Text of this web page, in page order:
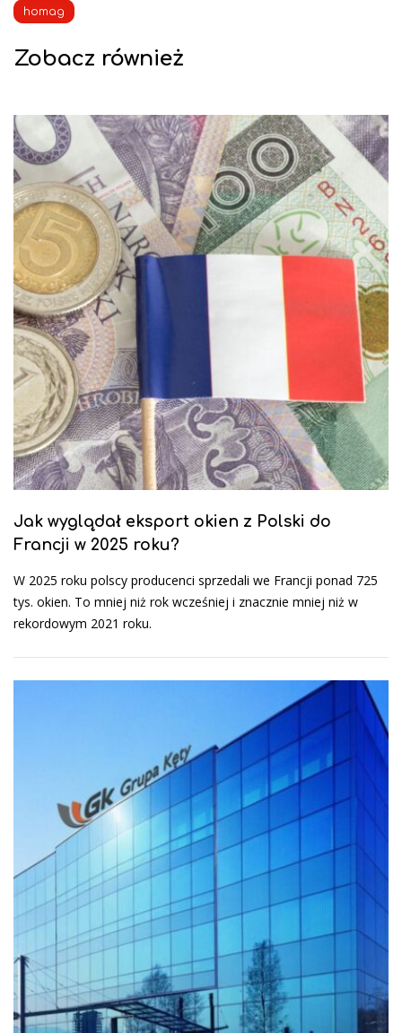
homag
Zobacz również
Jak wyglądał eksport okien z Polski do
Francji w 2025 roku?
W 2025 roku polscy producenci sprzedali we Francji ponad 725
tys. okien. To mniej niż rok wcześniej i znacznie mniej niż w
rekordowym 2021 roku.